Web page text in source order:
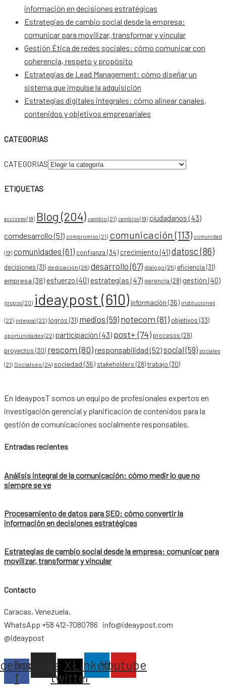
información en decisiones estratégicas
Estrategias de cambio social desde la empresa:
comunicar para movilizar, transformar y vincular
Gestión Ética de redes sociales: cómo comunicar con
coherencia, respeto y propósito
Estrategias de Lead Management: cómo diseñar un
sistema que impulse la adquisición
Estrategias digitales integrales: cómo alinear canales,
contenidos y objetivos empresariales
CATEGORIAS
CATEGORIAS
ETIQUETAS
acciones(19) Blog (204) cambio (21) cambios(19) ciudadanos (43)
comdesarrollo(51) compromiso (21) comunicación(113) comunidad
(19) comunidades(61) confianza (34) crecimiento (41)datosc(86)
decisiones (31) dedicación (26) desarrollo(67) diálogo (25) eficiencia (31)
empresa (38) esfuerzo (40)estrategias(47) gerencia (28) gestión (40)
grupos(20) ideaypost (610) información (36) instituciones
(22) integral (22) logros (31) medios(59) notecom(81) objetivos (33)
oportunidades(22) participación (43) post+(74) procesos (28)
proyectos (30) rescom(80)responsabilidad(52)social(59) sociales
(21) Socialseo (24) sociedad (36) stakeholders (28)trabajo (30)
En IdeayposT somos un equipo de profesionales expertos en
investigación gerencial y planificación de contenidos para la
gestión de comunicaciones socialmente responsables.
Entradas recientes
Análisis integral de la comunicación: cómo medir lo que no
siempre se ve
Procesamiento de datos para SEO: cómo convertir la
información en decisiones estratégicas
Estrategias de cambio social desde la empresa: comunicar para
movilizar, transformar y vincular
Contacto
Caracas, Venezuela.
WhatsApp +58 412-7080786 info@ideaypost.com
@ideaypost
f
InstagramX-
twitter
LinkedinYoutube